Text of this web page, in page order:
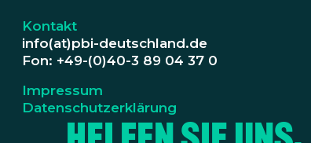
Kontakt
info(at)pbi-deutschland.de
Fon: +49-(0)40-3 89 04 37 0
Impressum
Datenschutzerklärung